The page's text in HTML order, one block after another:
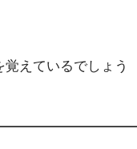
えているでしょう